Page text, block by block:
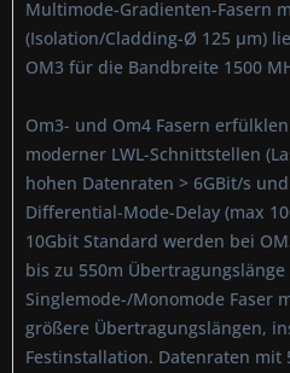
Multimode-Gradienten-Fasern
(Isolation/Cladding-Ø 125 µm)
OM3 für die Bandbreite 1500
Om3- und Om4 Fasern
moderner LWL-Schnittstellen
hohen Datenraten > 6GBit/s
Differential-Mode-Delay (max
10Gbit Standard werden bei
bis zu 550m
Singlemode-/Monomode Faser
größere Übertragungslängen,
Festinstallation. Datenraten